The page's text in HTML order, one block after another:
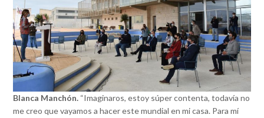
Blanca Manchón. “Imaginaros, estoy súper contenta, todavía no
me creo que vayamos a hacer este mundial en mi casa. Para mí